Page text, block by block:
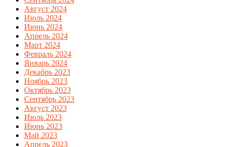
Август 2024
Июль 2024
Июнь 2024
Апрель 2024
Март 2024
Февраль 2024
Январь 2024
Декабрь 2023
Ноябрь 2023
Октябрь 2023
Сентябрь 2023
Август 2023
Июль 2023
Июнь 2023
Май 2023
Апрель 2023